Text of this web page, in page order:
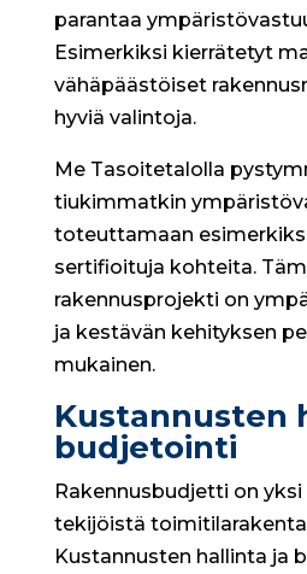
parantaa
Esimerkiksi kierrätetyt
vähäpäästöiset
hyviä valintoja.
Me Tasoitetalolla
tiukimmatkin
toteuttamaan
sertifioituja kohteita.
rakennusprojekti on
ja kestävän kehityksen
mukainen.
Kustannusten
budjetointi
Rakennusbudjetti on
tekijöistä
Kustannusten hallinta ja